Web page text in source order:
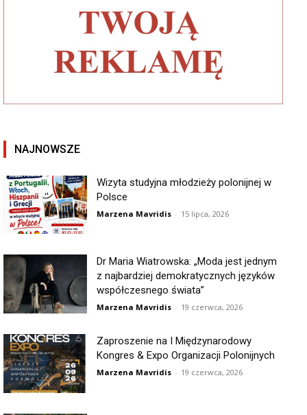
NAJNOWSZE
Wizyta studyjna młodzieży polonijnej w
Polsce
Marzena Mavridis - 15 lipca, 2026
Dr Maria Wiatrowska: „Moda jest jednym
z najbardziej demokratycznych języków
współczesnego świata”
Marzena Mavridis - 19 czerwca, 2026
Zaproszenie na I Międzynarodowy
Kongres & Expo Organizacji Polonijnych
Marzena Mavridis - 19 czerwca, 2026